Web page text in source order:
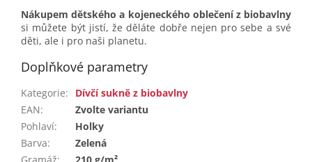
Nákupem dětského a kojeneckého oblečení z biobavlny
si můžete být jistí, že děláte dobře nejen pro sebe a své
děti, ale i pro naši planetu.
Doplňkové parametry
Kategorie:
Dívčí sukně z biobavlny
EAN:
Zvolte variantu
Pohlaví:
Holky
Barva:
Zelená